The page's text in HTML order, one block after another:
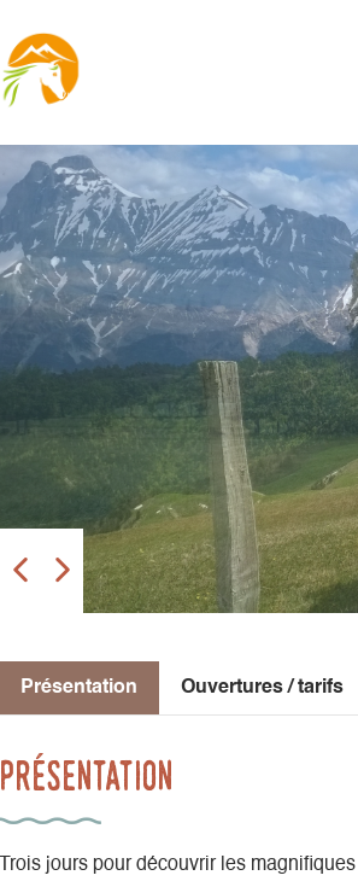
Présentation Ouvertures / tarifs
Présentation
Trois jours pour découvrir les